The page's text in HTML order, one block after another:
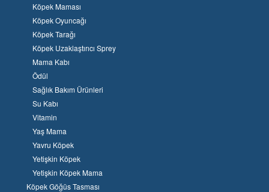
Köpek Maması
Köpek Oyuncağı
Köpek Tarağı
Köpek Uzaklaştırıcı Sprey
Mama Kabı
Ödül
Sağlık Bakım Ürünleri
Su Kabı
Vitamin
Yaş Mama
Yavru Köpek
Yetişkin Köpek
Yetişkin Köpek Mama
Köpek Göğüs Tasması